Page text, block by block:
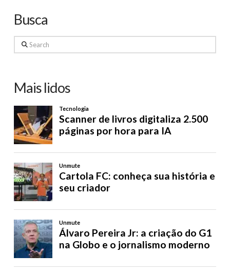
Busca
Search
Mais lidos